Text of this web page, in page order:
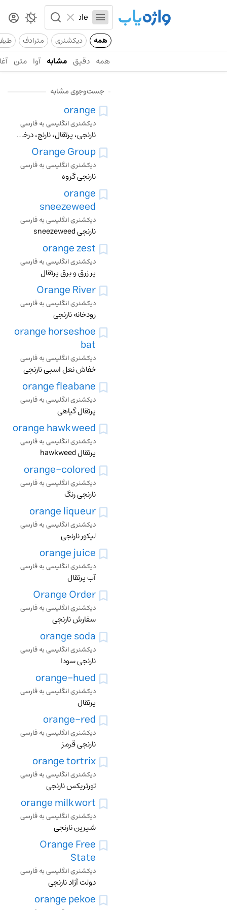
همه دیکشنری مترادف
همه دقیق مشابه آوا متن
جست‌وجوی مشابه
orange
دیکشنری انگلیسی به فارسی
نارنجی، پرتقال، نارنج، درخت نارنج، پرتقالی
Orange Group
دیکشنری انگلیسی به فارسی
نارنجی گروه
orange
sneezeweed
دیکشنری انگلیسی به فارسی
نارنجی sneezeweed
orange zest
دیکشنری انگلیسی به فارسی
پر زرق و برق پرتقال
Orange River
دیکشنری انگلیسی به فارسی
رودخانه نارنجی
orange horseshoe
bat
دیکشنری انگلیسی به فارسی
خفاش نعل اسبی نارنجی
orange fleabane
دیکشنری انگلیسی به فارسی
پرتقال گیاهی
orange hawkweed
دیکشنری انگلیسی به فارسی
پرتقال hawkweed
orange-colored
دیکشنری انگلیسی به فارسی
نارنجی رنگ
orange liqueur
دیکشنری انگلیسی به فارسی
لیکور نارنجی
orange juice
دیکشنری انگلیسی به فارسی
آب پرتقال
Orange Order
دیکشنری انگلیسی به فارسی
سفارش نارنجی
orange soda
دیکشنری انگلیسی به فارسی
نارنجی سودا
orange-hued
دیکشنری انگلیسی به فارسی
پرتقال
orange-red
دیکشنری انگلیسی به فارسی
نارنجی قرمز
orange tortrix
دیکشنری انگلیسی به فارسی
تورتریکس نارنجی
orange milkwort
دیکشنری انگلیسی به فارسی
شیرین نارنجی
Orange Free
State
دیکشنری انگلیسی به فارسی
دولت آزاد نارنجی
orange pekoe